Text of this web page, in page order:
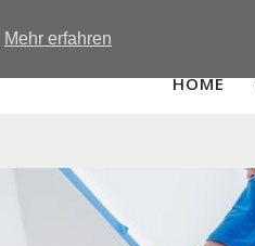
Mehr erfahren
HOME